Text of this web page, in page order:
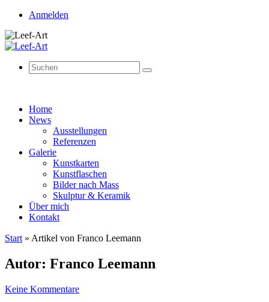
Anmelden
Suchen
nach:
Suchen
Zum
Inhalt
Home
News
Ausstellungen
Referenzen
Galerie
Kunstkarten
Kunstflaschen
Bilder nach Mass
Skulptur & Keramik
Über mich
Kontakt
Start » Artikel von Franco Leemann
Autor: Franco Leemann
Keine Kommentare